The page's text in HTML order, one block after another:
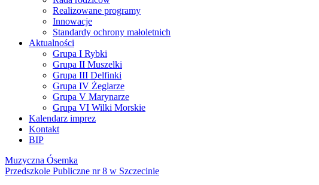
Realizowane programy
Innowacje
Standardy ochrony małoletnich
Aktualności
Grupa I Rybki
Grupa II Muszelki
Grupa III Delfinki
Grupa IV Żeglarze
Grupa V Marynarze
Grupa VI Wilki Morskie
Kalendarz imprez
Kontakt
BIP
Muzyczna Ósemka
Przedszkole Publiczne nr 8 w Szczecinie